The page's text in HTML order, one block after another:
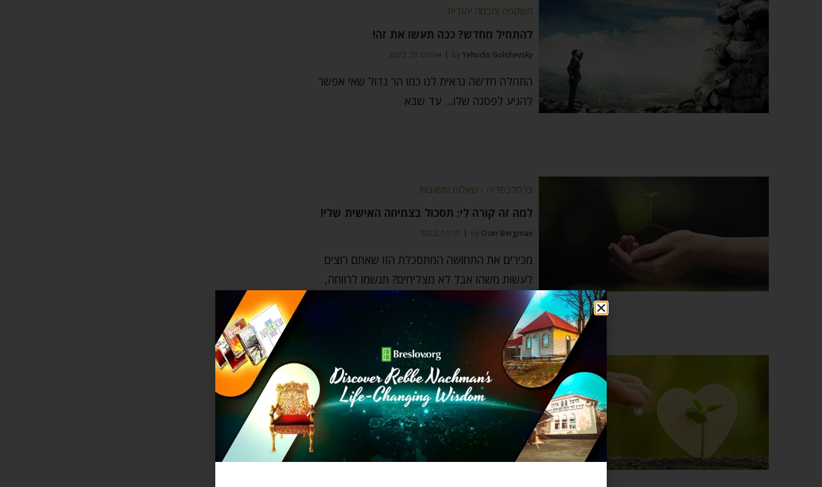
השקפה וחכמה יהודית
להתחיל מחדש? ככה תעשו את זה!
by Yehudis Golshevsky אוגוסט 21, 2022
התחלה חדשה נראית לנו כמו הר גדול שאי אפשר
להגיע לפסגה שלו… עד שבא
ברסלבפדיה - שאלות ותשובות
למה זה קורה לי: תסכול בצמיחה האישית שלי!
by Ozer Bergman יולי 10, 2022
מכירים את התחושה המתסכלת הזו שאתם רוצים
לעשות משהו אבל לא מצליחים? תנשמו לרווחה,
פסח
מה נשתנה? – להתגבר על המחסומים עם ארבע
קושיות
byChaim Kramer מרץ 22, 2021
אז מה באמת השתנה הלילה הזה מכל הלילות? ולמה